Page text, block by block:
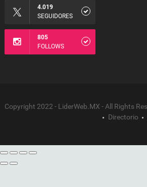
4.019
SEGUIDORES
805
FOLLOWS
Copyright 2022 - LiderWeb.MX - All Rights
Directorio